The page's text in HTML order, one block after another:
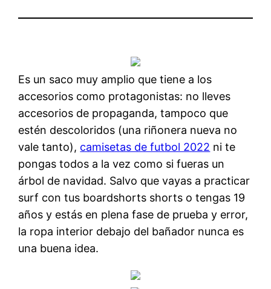
Es un saco muy amplio que tiene a los
accesorios como protagonistas: no lleves
accesorios de propaganda, tampoco que
estén descoloridos (una riñonera nueva no
vale tanto), camisetas de futbol 2022 ni te
pongas todos a la vez como si fueras un
árbol de navidad. Salvo que vayas a practicar
surf con tus boardshorts shorts o tengas 19
años y estás en plena fase de prueba y error,
la ropa interior debajo del bañador nunca es
una buena idea.